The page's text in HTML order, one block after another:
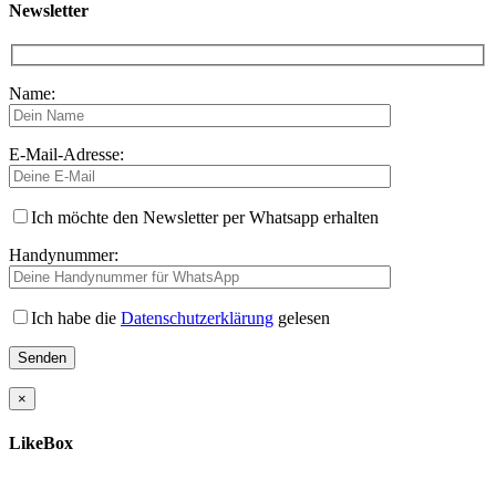
Newsletter
Name:
E-Mail-Adresse:
Ich möchte den Newsletter per Whatsapp erhalten
Handynummer:
Ich habe die Datenschutzerklärung gelesen
×
LikeBox